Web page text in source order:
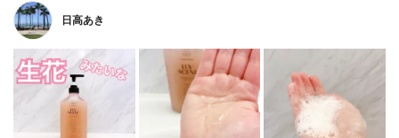
日高あき